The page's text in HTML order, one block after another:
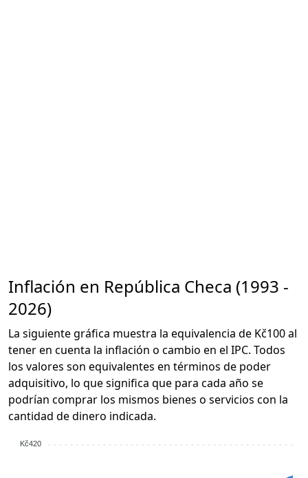
Inflación en República Checa (1993 -
2026)
La siguiente gráfica muestra la equivalencia de Kč100 al
tener en cuenta la inflación o cambio en el IPC. Todos
los valores son equivalentes en términos de poder
adquisitivo, lo que significa que para cada año se
podrían comprar los mismos bienes o servicios con la
cantidad de dinero indicada.
Kč420